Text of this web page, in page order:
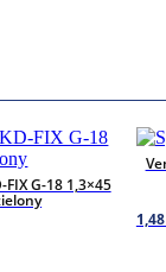
G-18 1,3×45
1,48